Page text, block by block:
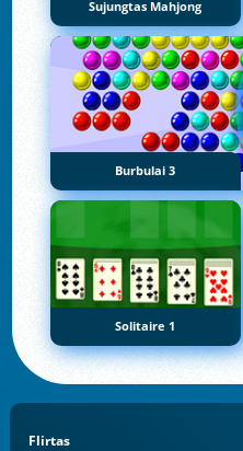
Sujungtas Mahjong
Burbulai 3
Solitaire 1
Flirtas